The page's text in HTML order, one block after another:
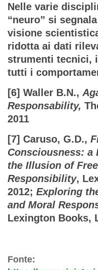
Nelle varie
“neuro” si
visione
ridotta ai dati
strumenti tecnici,
tutti i
[6] Waller B.N.,
Responsability,
2011
[7] Caruso, G.D.,
Consciousness: a
the Illusion of
Responsibility,
2012; Exploring
and Moral
Lexington Books,
Fonte: